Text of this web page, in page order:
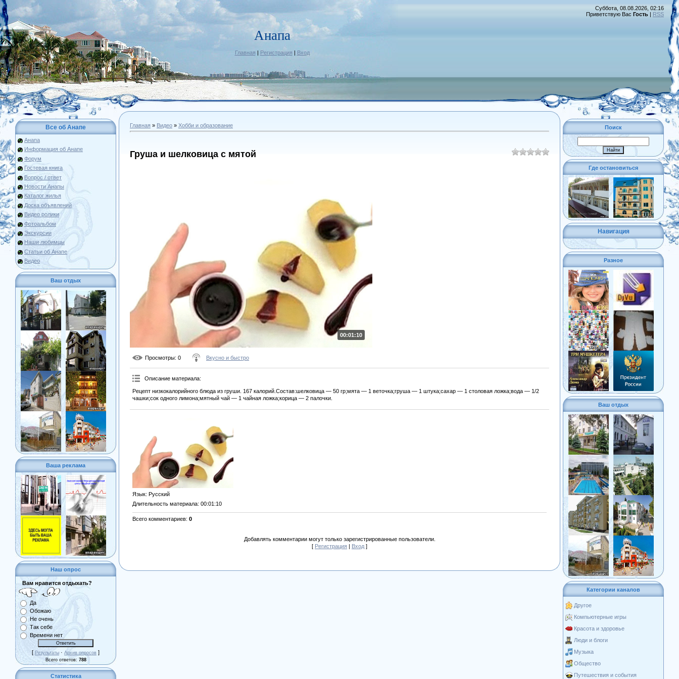
Анапа
Главная | Регистрация | Вход
Суббота, 08.08.2026, 02:16
Приветствую Вас Гость | RSS
Все об Анапе
Анапа
Информация об Анапе
Форум
Гостевая книга
Вопрос / ответ
Новости Анапы
Каталог жилья
Доска объявлений
Видео ролики
Фотоальбом
Экскурсии
Наши любимцы
Статьи об Анапе
Видео
Ваш отдых
Ваша реклама
Наш опрос
Вам нравится отдыхать?
Да
Обожаю
Не очень
Так себе
Времени нет
[ Результаты · Архив опросов ]
Всего ответов: 788
Статистика
Главная » Видео » Хобби и образование
Груша и шелковица с мятой
00:01:10
Просмотры: 0 Вкусно и быстро
Описание материала:
Рецепт низкокалорийного блюда из груши. 167 калорий.Состав:шелковица — 50 гр;мята — 1 веточка;груша — 1 штука;сахар — 1 столовая ложка;вода — 1/2
чашки;сок одного лимона;мятный чай — 1 чайная ложка;корица — 2 палочки.
Язык: Русский
Длительность материала: 00:01:10
Всего комментариев: 0
Добавлять комментарии могут только зарегистрированные пользователи.
[ Регистрация | Вход ]
Поиск
Где остановиться
Навигация
Разное
Ваш отдых
Категории каналов
Другое
Компьютерные игры
Красота и здоровье
Люди и блоги
Музыка
Общество
Путешествия и события